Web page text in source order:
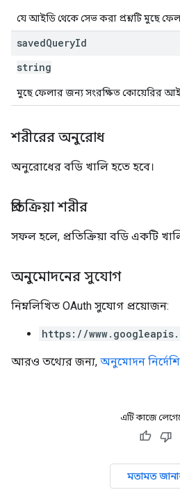
যে আইডি থেকে সেভ করা প্রশ্নটি মুছে
savedQueryId
string
মুছে ফেলার জন্য সংরক্ষিত কোয়েরির
শরীরের অনুরোধ
অনুরোধের বডি খালি হতে হবে।
প্রতিক্রিয়া শরীর
সফল হলে, প্রতিক্রিয়া বডি একটি
অনুমোদনের সুযোগ
নিম্নলিখিত OAuth সুযোগ প্রয়োজন:
https://
আরও তথ্যের জন্য, অনুমোদন
এটি কাজে
মতামত